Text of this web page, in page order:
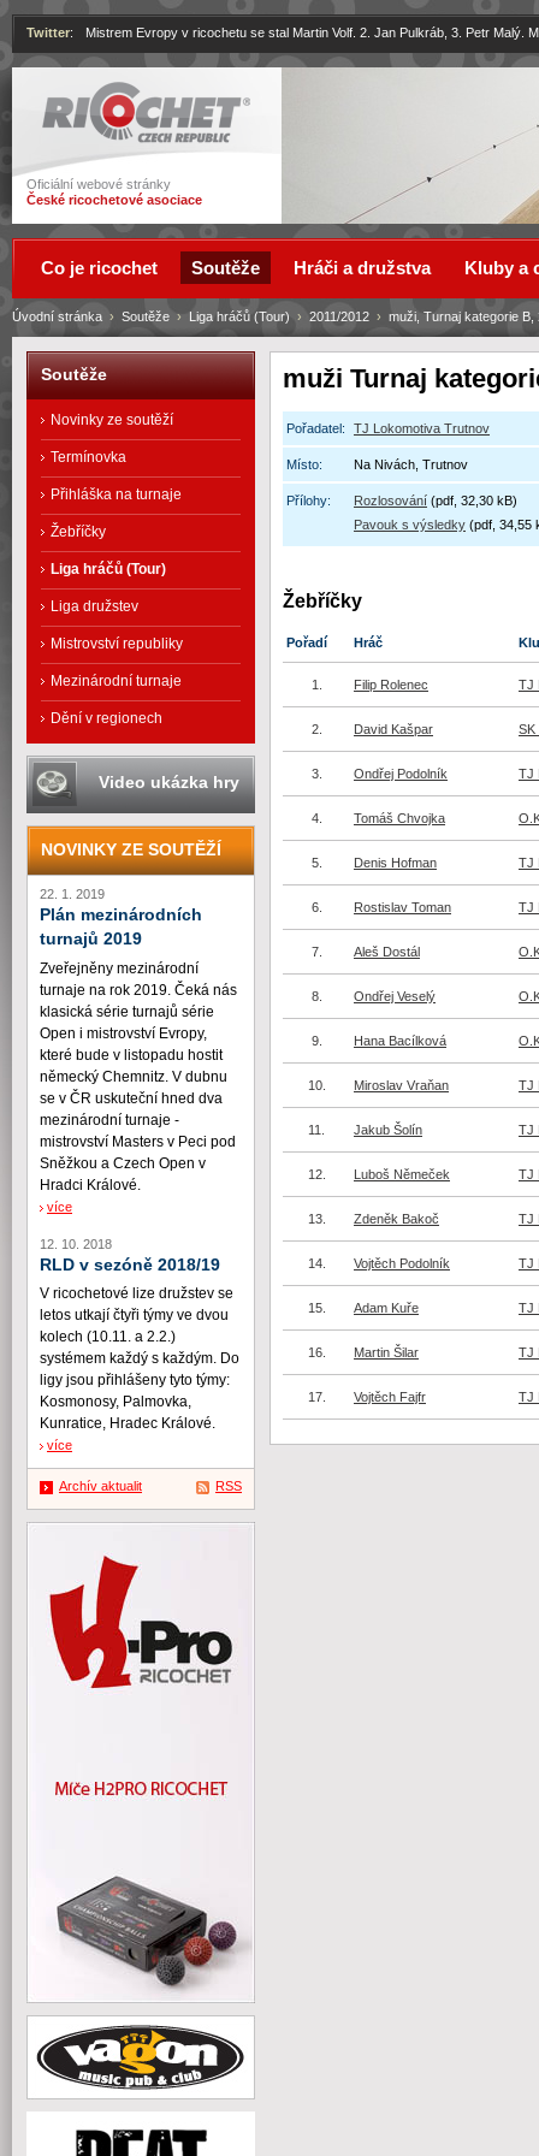
Ricochet
Oficiální webové stránky
České ricochetové asociace
Twitter: Mistrem Evropy v ricochetu se stal Martin Volf. 2. Jan Pulkráb, 3. Petr Malý.
muži Turnaj
Pořadatel: TJ Lokomotiva Trutnov
Místo: Na Nivách, Trutnov
Přílohy: Rozlosování (pdf, 32,30 kB)
Pavouk s výsledky (pdf, 34,55
Žebříčky
Pořadí Hráč
1. Filip Rolenec TJ
2. David Kašpar SK
3. Ondřej Podolník TJ
4. Tomáš Chvojka
5. Denis Hofman TJ
6. Rostislav Toman TJ
7. Aleš Dostál
8. Ondřej Veselý
9. Hana Bacílková
10. Miroslav Vraňan TJ
11. Jakub Šolín TJ
12. Luboš Němeček TJ
13. Zdeněk Bakoč TJ
14. Vojtěch Podolník TJ
15. Adam Kuře TJ
16. Martin Šilar TJ
17. Vojtěch Fajfr TJ
Úvodní stránka › Soutěže › Liga hráčů (Tour) › 2011/2012 › muži, Turnaj kategorie B,
Co je ricochet Soutěže Hráči a družstva Kluby a
Soutěže
Novinky ze soutěží
Termínovka
Přihláška na turnaje
Žebříčky
Liga hráčů (Tour)
Liga družstev
Mistrovství republiky
Mezinárodní turnaje
Dění v regionech
Video ukázka hry
NOVINKY ZE SOUTĚŽÍ
22. 1. 2019
Plán mezinárodních
turnajů 2019
Zveřejněny mezinárodní
turnaje na rok 2019. Čeká nás
klasická série turnajů série
Open i mistrovství Evropy,
které bude v listopadu hostit
německý Chemnitz. V dubnu
se v ČR uskuteční hned dva
mezinárodní turnaje -
mistrovství Masters v Peci pod
Sněžkou a Czech Open v
Hradci Králové.
více
12. 10. 2018
RLD v sezóně 2018/19
V ricochetové lize družstev se
letos utkají čtyři týmy ve dvou
kolech (10.11. a 2.2.)
systémem každý s každým. Do
ligy jsou přihlášeny tyto týmy:
Kosmonosy, Palmovka,
Kunratice, Hradec Králové.
více
Archív aktualit RSS